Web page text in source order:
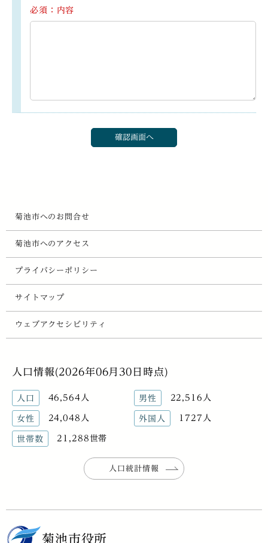
必須：内容
菊池市へのお問合せ
菊池市へのアクセス
プライバシーポリシー
サイトマップ
ウェブアクセシビリティ
人口情報(2026年06月30日時点)
人口 46,564人 男性 22,516人
女性 24,048人 外国人 1727人
世帯数 21,288世帯
人口統計情報
菊池市役所